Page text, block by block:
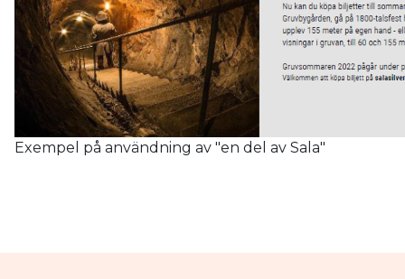
Exempel på användning av "en del av Sala"